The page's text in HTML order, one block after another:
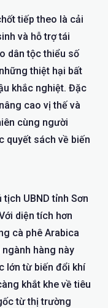
tiếp theo là cải
và hỗ trợ tái
dân tộc thiểu số
thiệt hại bất
khắc nghiệt. Đặc
cao vị thế và
cùng người
quyết sách về biến
UBND tỉnh Sơn
diện tích hơn
cà phê Arabica
hàng này
lớn từ biến đổi khí
khắt khe về tiêu
từ thị trường